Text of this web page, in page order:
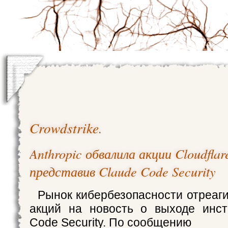
Crowdstrike.
Anthropic обвалила акции
представив Claude Code Security
Рынок кибербезопасности
акций на новость о выходе
Code Security. По сообщению